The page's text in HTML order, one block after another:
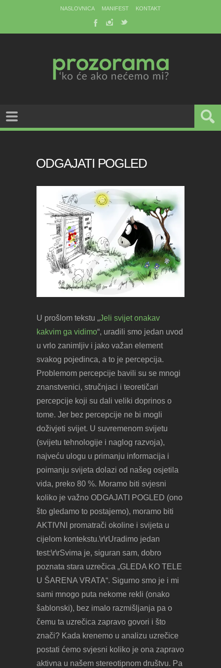
NASLOVNICA MANIFEST KONTAKT
ODGAJATI POGLED
U prošlom tekstu „Jeli svijet onakav
kakvim ga vidimo“, uradili smo jedan uvod
u vrlo zanimljiv i jako važan element
svakog pojedinca, a to je percepcija.
Problemom percepcije bavili su se mnogi
znanstvenici, stručnjaci i teoretičari
percepcije koji su dali veliki doprinos o
tome. Jer bez percepcije ne bi mogli
doživjeti svijet. U suvremenom svijetu
(svijetu tehnologije i naglog razvoja),
najveću ulogu u primanju informacija i
poimanju svijeta dolazi od našeg osjetila
vida, preko 80 %. Moramo biti svjesni
koliko je važno ODGAJATI POGLED (ono
što gledamo to postajemo), moramo biti
AKTIVNI promatrači okoline i svijeta u
cijelom kontekstu.\r\rUradimo jedan
test:\r\rSvima je, siguran sam, dobro
poznata stara uzrečica „GLEDA KO TELE
U ŠARENA VRATA“. Sigurno smo je i mi
sami mnogo puta nekome rekli (onako
šablonski), bez imalo razmišljanja pa o
čemu ta uzrečica zapravo govori i što
znači? Kada krenemo u analizu uzrečice
postati ćemo svjesni koliko je ona zapravo
aktivna u našem stereotipnom društvu. Pa